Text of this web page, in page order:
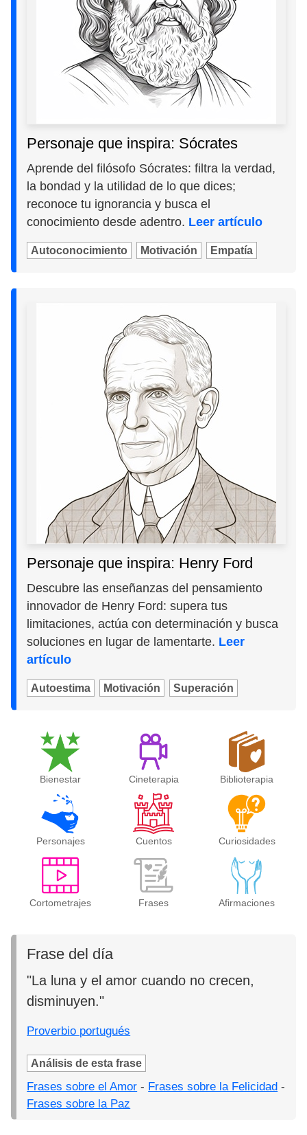
Personaje que inspira: Sócrates
Aprende del filósofo Sócrates: filtra la verdad,
la bondad y la utilidad de lo que dices;
reconoce tu ignorancia y busca el
conocimiento desde adentro. Leer artículo
Autoconocimiento Motivación Empatía
Personaje que inspira: Henry Ford
Descubre las enseñanzas del pensamiento
innovador de Henry Ford: supera tus
limitaciones, actúa con determinación y busca
soluciones en lugar de lamentarte. Leer
artículo
Autoestima Motivación Superación
Bienestar Cineterapia Biblioterapia
Personajes Cuentos Curiosidades
Cortometrajes Frases Afirmaciones
Frase del día
"La luna y el amor cuando no crecen,
disminuyen."
Proverbio portugués
Análisis de esta frase
Frases sobre el Amor - Frases sobre la Felicidad -
Frases sobre la Paz